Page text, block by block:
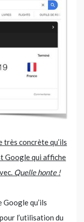
très concrète qu’ils
Google qui affiche
Quelle honte !
qu’ils
l’utilisation du